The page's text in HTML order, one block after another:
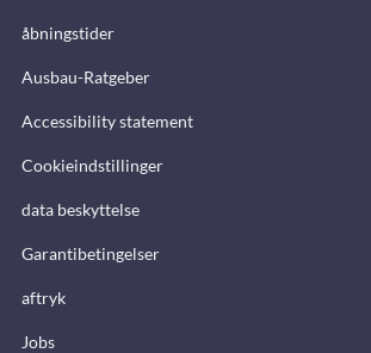
åbningstider
Ausbau-Ratgeber
Accessibility statement
Cookieindstillinger
data beskyttelse
Garantibetingelser
aftryk
Jobs